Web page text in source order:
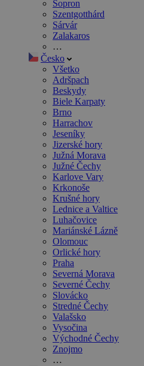
Šopron
Szentgotthárd
Sárvár
Zalakaros
…
Česko
Všetko
Adršpach
Beskydy
Biele Karpaty
Brno
Harrachov
Jeseníky
Jizerské hory
Južná Morava
Južné Čechy
Karlove Vary
Krkonoše
Krušné hory
Lednice a Valtice
Luhačovice
Mariánské Lázně
Olomouc
Orlické hory
Praha
Severná Morava
Severné Čechy
Slovácko
Stredné Čechy
Valašsko
Vysočina
Východné Čechy
Znojmo
…